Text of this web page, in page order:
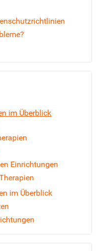
im Überblick
Einrichtungen
im Überblick